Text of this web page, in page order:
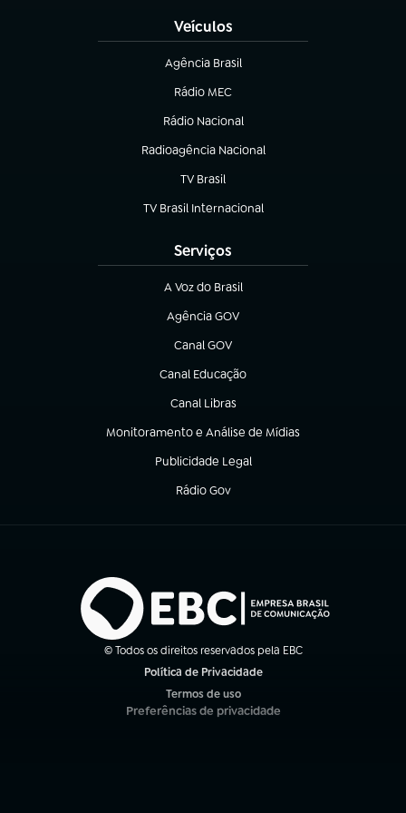
Veículos
Agência Brasil
(abre em nova aba)
Rádio MEC
(abre em nova aba)
Rádio Nacional
Radioagência Nacional
(abre em nova aba)
TV Brasil
(abre em nova aba)
TV Brasil Internacional
(abre em nova aba)
Serviços
A Voz do Brasil
(abre em nova aba)
Agência GOV
(abre em nova aba)
Canal GOV
(abre em nova aba)
Canal Educação
(abre em nova aba)
Canal Libras
(abre em nova aba)
Monitoramento e Análise de Mídias
(abre em nova aba)
Publicidade Legal
(abre em nova aba)
Rádio Gov
(abre em nova aba)
© Todos os direitos reservados pela EBC
Política de Privacidade
Termos de uso
(abre em nova aba)
Preferências de privacidade